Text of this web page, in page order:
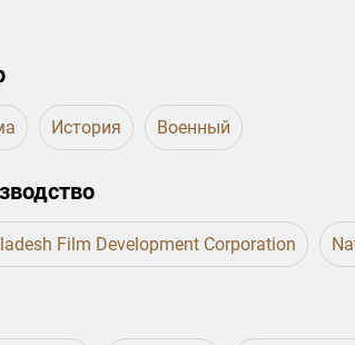
История Военный
Film Development Corporation